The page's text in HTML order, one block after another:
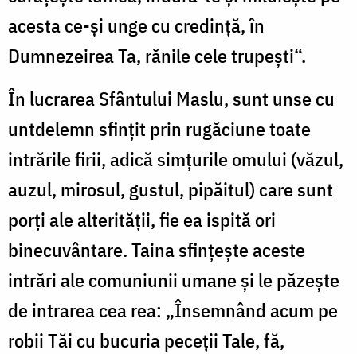
acesta ce-şi unge cu credinţă, în
Dumnezeirea Ta, rănile cele trupeşti“.
În lucrarea Sfântului Maslu, sunt unse cu
untdelemn sfinţit prin rugăciune toate
intrările firii, adică simţurile omului (văzul,
auzul, mirosul, gustul, pipăitul) care sunt
porţi ale alterităţii, fie ea ispită ori
binecuvântare. Taina sfinţeşte aceste
intrări ale comuniunii umane şi le păzeşte
de intrarea cea rea: „Însemnând acum pe
robii Tăi cu bucuria peceţii Tale, fă,